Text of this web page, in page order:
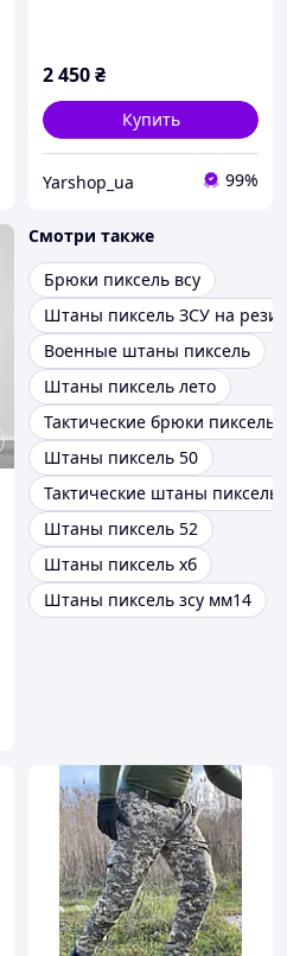
2 450₴
Купить
Yarshop_ua 99%
Смотри также
Брюки пиксель всу
Штаны пиксель ЗСУ на
Военные штаны пиксель
Штаны пиксель лето
Тактические брюки пиксель
Штаны пиксель 50
Тактические штаны пиксель
Штаны пиксель 52
Штаны пиксель хб
Штаны пиксель зсу мм14